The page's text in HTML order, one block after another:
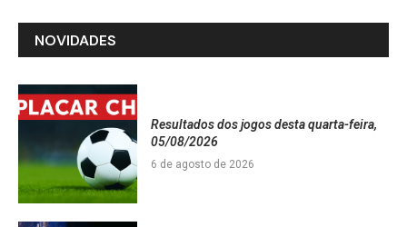
NOVIDADES
Resultados dos jogos desta quarta-feira,
05/08/2026
6 de agosto de 2026